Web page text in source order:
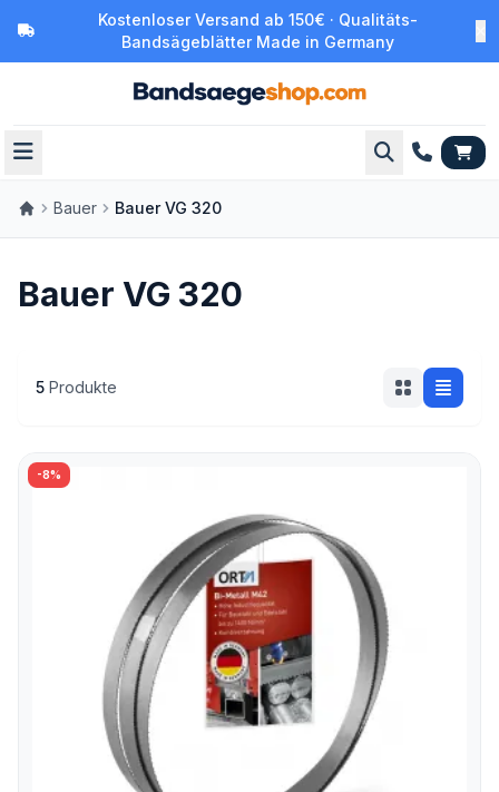
Kostenloser Versand ab 150€ · Qualitäts-
Bandsägeblätter Made in Germany
Bauer Bauer VG 320
Bauer VG 320
5 Produkte
-8%